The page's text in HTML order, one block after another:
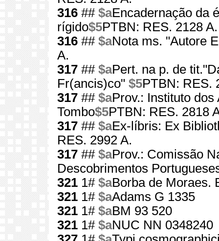
316 ## $aEncadernação da
rígido$5PTBN: RES. 2128 A.
316 ## $aNota ms. "Autore
A.
317 ## $aPert. na p. de
Fr(ancis)co" $5PTBN: RES.
317 ## $aProv.: Instituto
Tombo$5PTBN: RES. 2818
317 ## $aEx-líbris: Ex
RES. 2992 A.
317 ## $aProv.: Comissão
Descobrimentos
321 1# $aBorba de Moraes.
321 1# $aAdams G 1335
321 1# $aBM 93 520
321 1# $aNUC NN 0348240